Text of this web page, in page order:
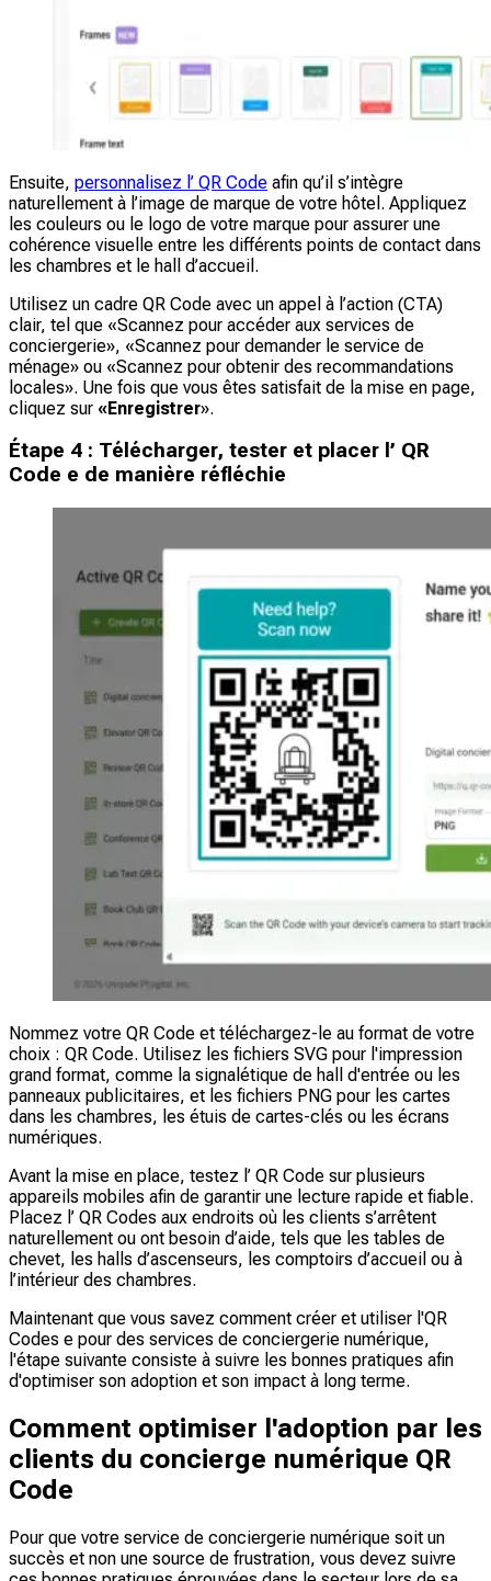
Ensuite, personnalisez l’ QR Code afin qu’il s’intègre
naturellement à l’image de marque de votre hôtel. Appliquez
les couleurs ou le logo de votre marque pour assurer une
cohérence visuelle entre les différents points de contact dans
les chambres et le hall d’accueil.
Utilisez un cadre QR Code avec un appel à l’action (CTA)
clair, tel que «Scannez pour accéder aux services de
conciergerie», «Scannez pour demander le service de
ménage» ou «Scannez pour obtenir des recommandations
locales». Une fois que vous êtes satisfait de la mise en page,
cliquez sur «Enregistrer».
Étape 4 : Télécharger, tester et placer l’ QR
Code e de manière réfléchie
Nommez votre QR Code et téléchargez-le au format de votre
choix : QR Code. Utilisez les fichiers SVG pour l'impression
grand format, comme la signalétique de hall d'entrée ou les
panneaux publicitaires, et les fichiers PNG pour les cartes
dans les chambres, les étuis de cartes-clés ou les écrans
numériques.
Avant la mise en place, testez l’ QR Code sur plusieurs
appareils mobiles afin de garantir une lecture rapide et fiable.
Placez l’ QR Codes aux endroits où les clients s’arrêtent
naturellement ou ont besoin d’aide, tels que les tables de
chevet, les halls d’ascenseurs, les comptoirs d’accueil ou à
l’intérieur des chambres.
Maintenant que vous savez comment créer et utiliser l'QR
Codes e pour des services de conciergerie numérique,
l'étape suivante consiste à suivre les bonnes pratiques afin
d'optimiser son adoption et son impact à long terme.
Comment optimiser l'adoption par les
clients du concierge numérique QR
Code
Pour que votre service de conciergerie numérique soit un
succès et non une source de frustration, vous devez suivre